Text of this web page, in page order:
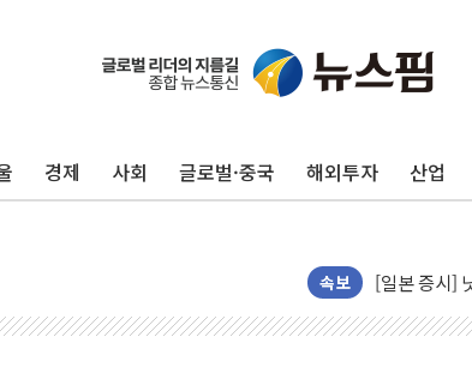
경제 사회 글로벌·중국 해외투자 산업
속보
"신축 전세
국내 최초
[마감시황]